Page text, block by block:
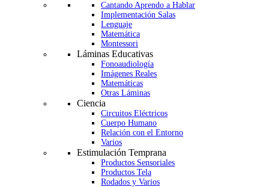
Cantando Aprendo a Hablar
Implementación Salas
Lenguaje
Matemática
Montessori
Láminas Educativas
Fonoaudiología
Imágenes Reales
Matemáticas
Otras Láminas
Ciencia
Circuitos Eléctricos
Cuerpo Humano
Relación con el Entorno
Varios
Estimulación Temprana
Productos Sensoriales
Productos Tela
Rodados y Varios